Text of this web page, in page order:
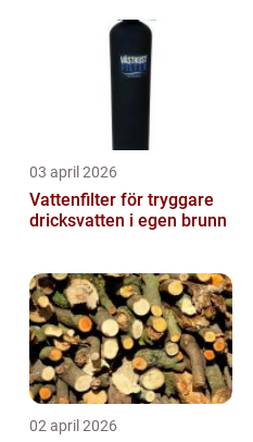
03 april 2026
Vattenfilter för tryggare
dricksvatten i egen brunn
02 april 2026